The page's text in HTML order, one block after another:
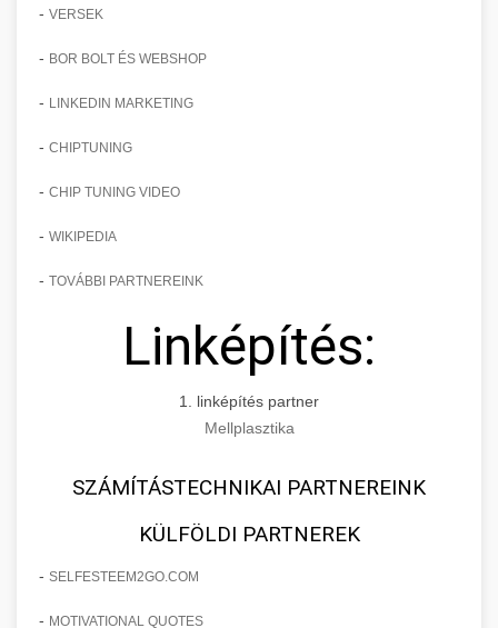
- VERSEK
- BOR BOLT ÉS WEBSHOP
- LINKEDIN MARKETING
- CHIPTUNING
- CHIP TUNING VIDEO
- WIKIPEDIA
- TOVÁBBI PARTNEREINK
Linképítés:
1. linképítés partner
Mellplasztika
SZÁMÍTÁSTECHNIKAI PARTNEREINK
KÜLFÖLDI PARTNEREK
- SELFESTEEM2GO.COM
- MOTIVATIONAL QUOTES